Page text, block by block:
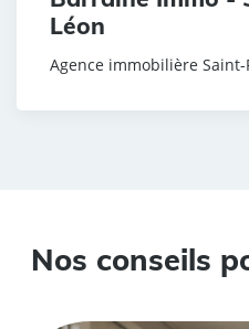
Léon
Agence immobilière Saint-
Nos conseils